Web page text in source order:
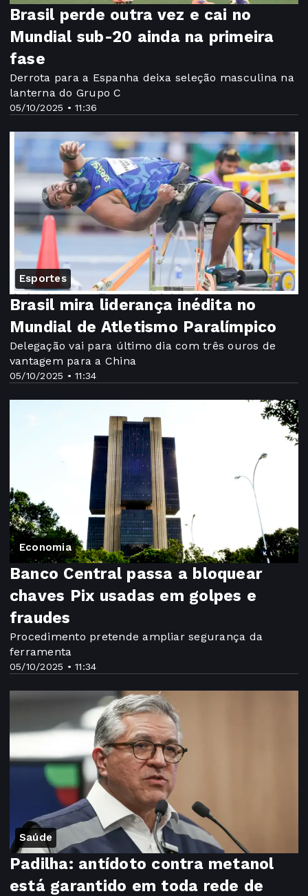
05/10/2025 • 11:36
Brasil perde outra vez e cai no
Mundial sub-20 ainda na primeira
fase
Derrota para a Espanha deixa seleção masculina na
lanterna do Grupo C
Esportes
05/10/2025 • 11:34
Brasil mira liderança inédita no
Mundial de Atletismo Paralímpico
Delegação vai para último dia com três ouros de
vantagem para a China
Economia
05/10/2025 • 11:34
Banco Central passa a bloquear
chaves Pix usadas em golpes e
fraudes
Procedimento pretende ampliar segurança da
ferramenta
Saúde
Padilha: antídoto contra metanol
está garantido em toda rede de